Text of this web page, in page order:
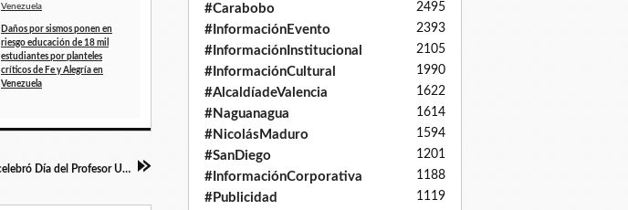
Daños por sismos ponen en
riesgo educación de 18 mil
estudiantes por planteles
críticos de Fe y Alegría en
Venezuela
Universidad Arturo Michelena celebró Día del Profesor Universitario reconociendo a docentes de las diferentes facultades
#Carabobo 2495
#InformaciónEvento 2393
#InformaciónInstitucional 2105
#InformaciónCultural 1990
#AlcaldíadeValencia 1622
#Naguanagua 1614
#NicolásMaduro 1594
#SanDiego 1201
#InformaciónCorporativa 1188
#Publicidad 1119